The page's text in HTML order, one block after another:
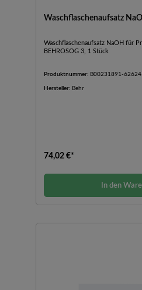
Waschflaschenaufsatz
Waschflaschenaufsatz NaOH für
BEHROSOG 3, 1 Stück
Produktnummer: B00231891-
Hersteller: Behr
74,02 €*
In den